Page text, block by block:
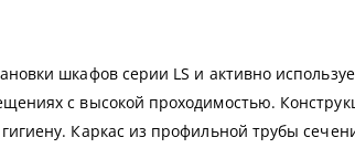
шкафов серии LS и активно
с высокой проходимостью.
Каркас из профильной трубы